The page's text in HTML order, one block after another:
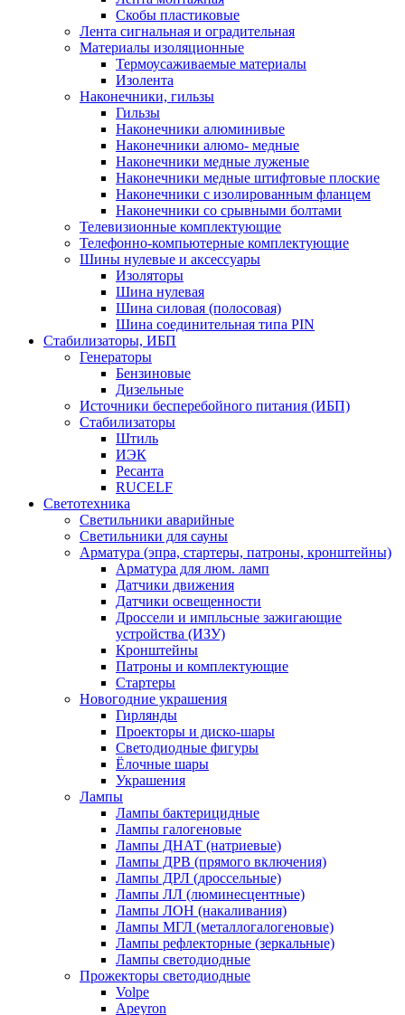
Скобы пластиковые
Лента сигнальная и оградительная
Материалы изоляционные
Термоусаживаемые матeриалы
Изолента
Наконечники, гильзы
Гильзы
Наконечники алюминивые
Наконечники алюмо- медные
Наконечники медные луженые
Наконечники медные штифтовые плоские
Наконечники с изолированным фланцем
Наконечники со срывными болтами
Телевизионные комплектующие
Телефонно-компьютерные комплектующие
Шины нулевые и аксессуары
Изоляторы
Шина нулевая
Шина силовая (полосовая)
Шина соединительная типа PIN
Стабилизаторы, ИБП
Генераторы
Бензиновые
Дизельные
Источники бесперебойного питания (ИБП)
Стабилизаторы
Штиль
ИЭК
Ресанта
RUCELF
Светотехника
Светильники аварийные
Светильники для сауны
Арматура (эпра, стартеры, патроны, кронштейны)
Арматура для люм. ламп
Датчики движения
Датчики освещенности
Дроссели и импльсные зажигающие
устройства (ИЗУ)
Кронштейны
Патроны и комплектующие
Стартеры
Новогодние украшения
Гирлянды
Проекторы и диско-шары
Светодиодные фигуры
Ёлочные шары
Украшения
Лампы
Лампы бактерицидные
Лампы галогеновые
Лампы ДНАТ (натриевые)
Лампы ДРВ (прямого включения)
Лампы ДРЛ (дроссельные)
Лампы ЛЛ (люминесцентные)
Лампы ЛОН (накаливания)
Лампы МГЛ (металлогалогеновые)
Лампы рефлекторные (зеркальные)
Лампы светодиодные
Прожекторы светодиодные
Volpe
Apeyron